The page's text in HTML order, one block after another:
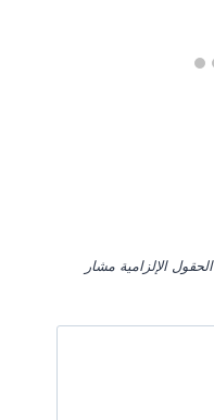
الحقول الإلزامية مشار